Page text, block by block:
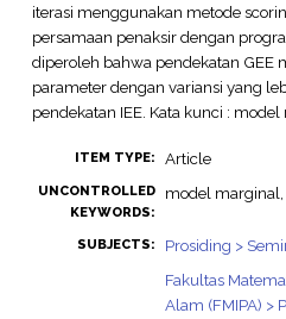
iterasi menggunakan metode
persamaan penaksir dengan
diperoleh bahwa pendekatan GEE
parameter dengan variansi yang
pendekatan IEE. Kata kunci :
ITEM TYPE: Article
UNCONTROLLED
KEYWORDS:
model marginal,
SUBJECTS: Prosiding >
Fakultas
Alam (FMIPA) >